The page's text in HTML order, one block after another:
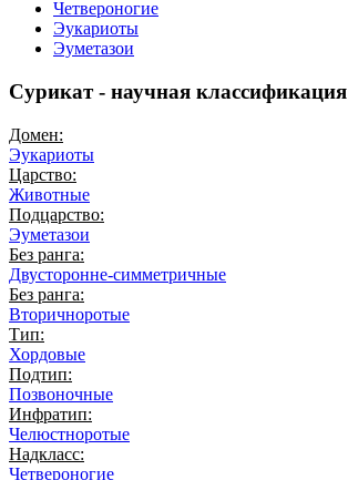
Четвероногие
Эукариоты
Эуметазои
Сурикат - научная классификация
Домен:
Эукариоты
Царство:
Животные
Подцарство:
Эуметазои
Без ранга:
Двусторонне-симметричные
Без ранга:
Вторичноротые
Тип:
Хордовые
Подтип:
Позвоночные
Инфратип:
Челюстноротые
Надкласс:
Четвероногие